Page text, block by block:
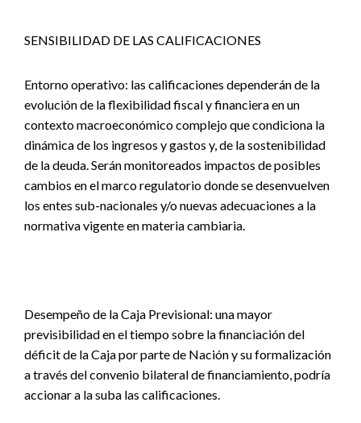
SENSIBILIDAD DE LAS CALIFICACIONES
Entorno operativo: las calificaciones dependerán de la
evolución de la flexibilidad fiscal y financiera en un
contexto macroeconómico complejo que condiciona la
dinámica de los ingresos y gastos y, de la sostenibilidad
de la deuda. Serán monitoreados impactos de posibles
cambios en el marco regulatorio donde se desenvuelven
los entes sub-nacionales y/o nuevas adecuaciones a la
normativa vigente en materia cambiaria.
Desempeño de la Caja Previsional: una mayor
previsibilidad en el tiempo sobre la financiación del
déficit de la Caja por parte de Nación y su formalización
a través del convenio bilateral de financiamiento, podría
accionar a la suba las calificaciones.